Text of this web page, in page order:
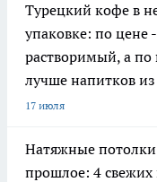
Турецкий кофе в
упаковке: по цене -
растворимый, а по
лучше напитков
17 июля
Натяжные потолки
прошлое: 4 свежих